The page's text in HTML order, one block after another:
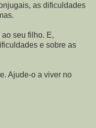
as dificuldades
seu filho. E,
e sobre as
Ajude-o a viver no